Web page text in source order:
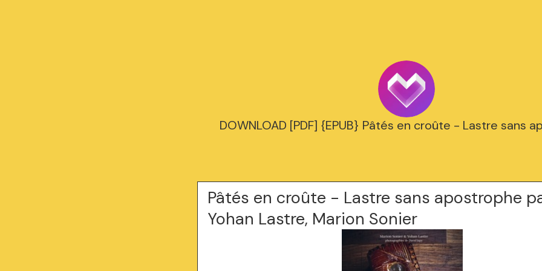
DOWNLOAD [PDF] {EPUB} Pâtés en croûte - Lastre sans
Pâtés en croûte - Lastre sans apostrophe
Yohan Lastre, Marion Sonier